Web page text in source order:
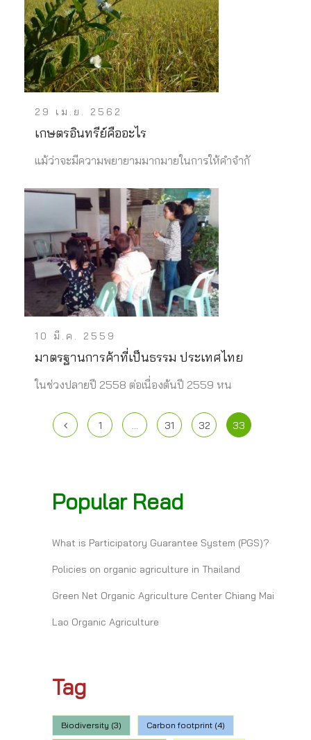
29 เม.ย. 2562
เกษตรอินทรีย์คืออะไร
แม้ว่าจะมีความพยายามมากมายในการให้คำจำกั
10 มี.ค. 2559
มาตรฐานการค้าที่เป็นธรรม ประเทศไทย
ในช่วงปลายปี 2558 ต่อเนื่องต้นปี 2559 หน
1 … 31 32 33
Popular Read
What is Participatory Guarantee System (PGS)?
Policies on organic agriculture in Thailand
Green Net Organic Agriculture Center Chiang Mai
Lao Organic Agriculture
Tag
Biodiversity (3) Carbon footprint (4)